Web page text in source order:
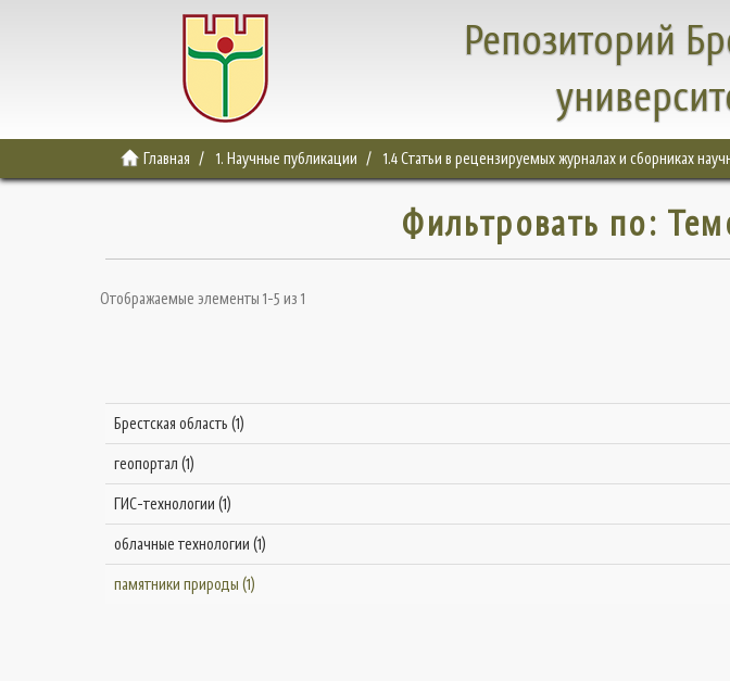
Репозиторий
Главная 1. Научные публикации 1.4 Статьи в рецензируемых журналах и сборниках
Фильтровать по:
Отображаемые элементы 1-5 из 1
Брестская область (1)
геопортал (1)
ГИС-технологии (1)
облачные технологии (1)
памятники природы (1)